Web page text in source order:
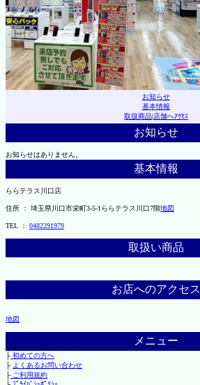
お知らせ
基本情報
取扱商品|店舗へｱｸｾｽ
お知らせ
お知らせはありません。
基本情報
ららテラス川口店
住所 ： 埼玉県川口市栄町3-5-1ららテラス川口7階地図
TEL ： 0482291979
取扱い商品
お店へのアクセス
地図
メニュー
├初めての方へ
├ よくあるお問い合わせ
├ご利用規約